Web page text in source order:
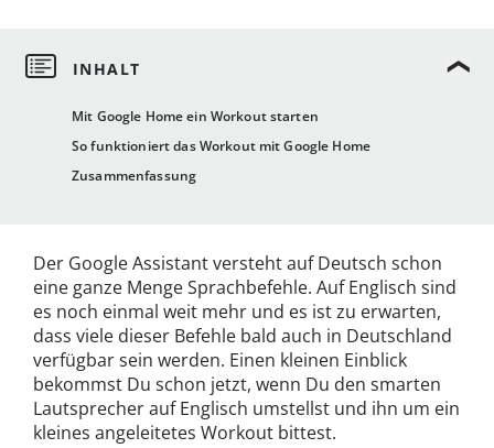
Mit Google Home ein Workout starten
So funktioniert das Workout mit Google Home
Zusammenfassung
Der Google Assistant versteht auf Deutsch schon
eine ganze Menge Sprachbefehle. Auf Englisch sind
es noch einmal weit mehr und es ist zu erwarten,
dass viele dieser Befehle bald auch in Deutschland
verfügbar sein werden. Einen kleinen Einblick
bekommst Du schon jetzt, wenn Du den smarten
Lautsprecher auf Englisch umstellst und ihn um ein
kleines angeleitetes Workout bittest.